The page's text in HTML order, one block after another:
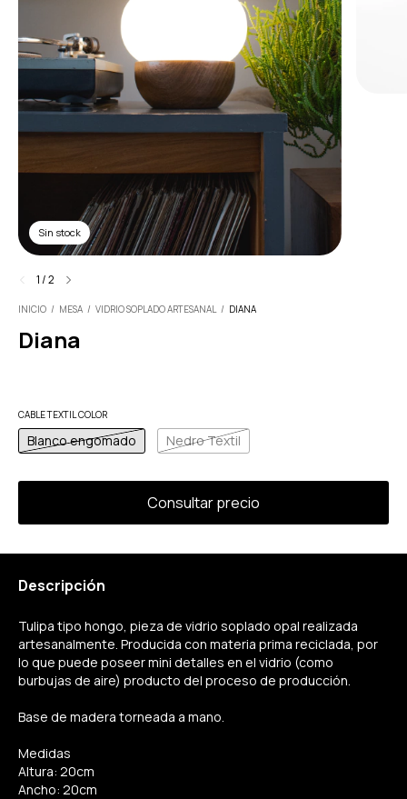
Sin stock
1/2
INICIO / MESA / VIDRIO SOPLADO ARTESANAL / DIANA
Diana
CABLE TEXTIL COLOR
Blanco engomado Nedro Textil
Descripción
Tulipa tipo hongo, pieza de vidrio soplado opal realizada
artesanalmente. Producida con materia prima reciclada, por
lo que puede poseer mini detalles en el vidrio (como
burbujas de aire) producto del proceso de producción.
Base de madera torneada a mano.
Medidas
Altura: 20cm
Ancho: 20cm